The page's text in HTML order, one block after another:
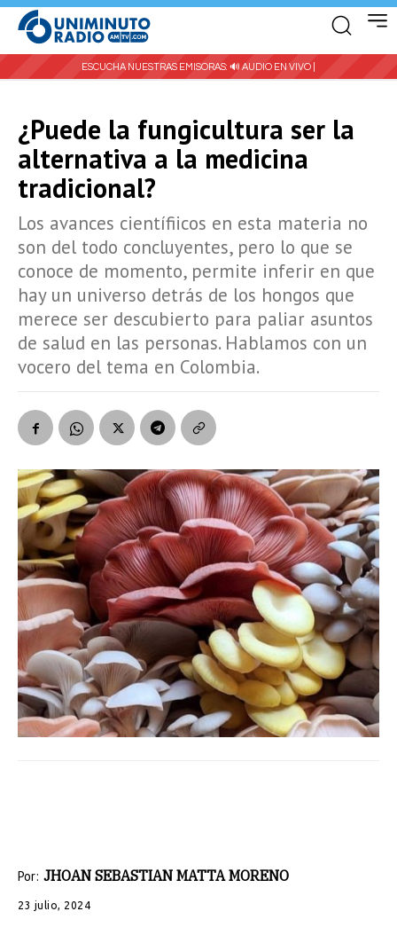
ESCUCHA NUESTRAS EMISORAS: 🔊 AUDIO EN VIVO |
¿Puede la fungicultura ser la
alternativa a la medicina
tradicional?
Los avances científiicos en esta materia no
son del todo concluyentes, pero lo que se
conoce de momento, permite inferir en que
hay un universo detrás de los hongos que
merece ser descubierto para paliar asuntos
de salud en las personas. Hablamos con un
vocero del tema en Colombia.
Por: JHOAN SEBASTIAN MATTA MORENO
23 julio, 2024